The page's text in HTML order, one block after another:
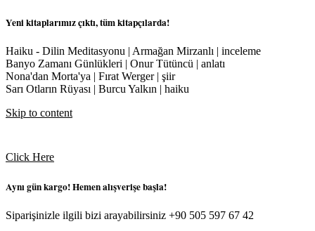
Yeni kitaplarımız çıktı, tüm kitapçılarda!
Haiku - Dilin Meditasyonu | Armağan Mirzanlı | inceleme
Banyo Zamanı Günlükleri | Onur Tütüncü | anlatı
Nona'dan Morta'ya | Fırat Werger | şiir
Sarı Otların Rüyası | Burcu Yalkın | haiku
Skip to content
Click Here
Aynı gün kargo! Hemen alışverişe başla!
Siparişinizle ilgili bizi arayabilirsiniz +90 505 597 67 42